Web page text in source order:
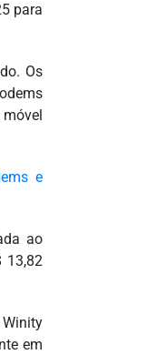
para
Os
e
ao
13,82
em